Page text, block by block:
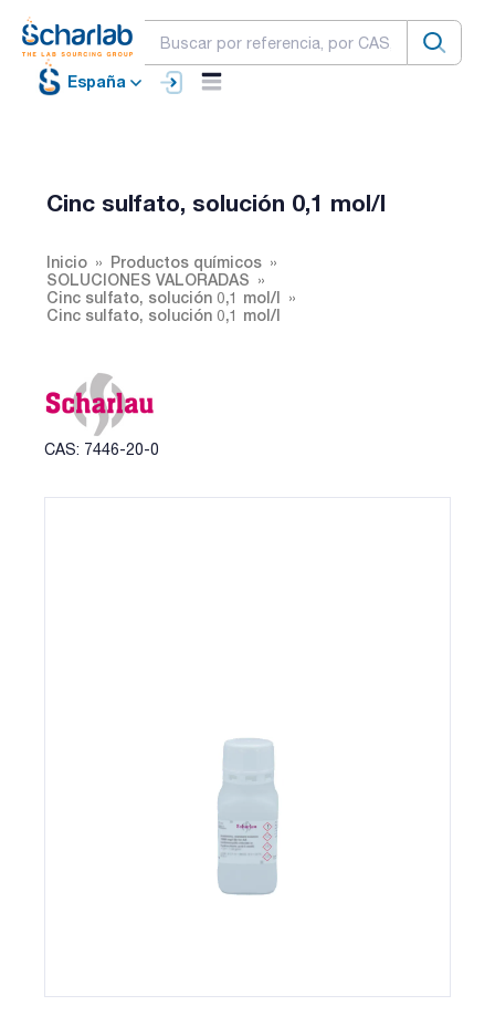
España
Cinc sulfato, solución 0,1 mol/l
Inicio
Productos químicos
SOLUCIONES VALORADAS
Cinc sulfato, solución 0,1 mol/l
Cinc sulfato, solución 0,1 mol/l
CAS: 7446-20-0